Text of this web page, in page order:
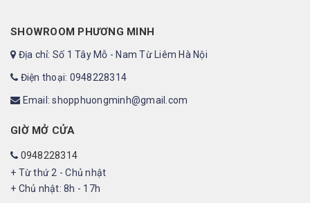
SHOWROOM PHƯƠNG MINH
Địa chỉ: Số 1 Tây Mỗ - Nam Từ Liêm Hà Nội
Điện thoại: 0948228314
Email: shopphuongminh@gmail.com
GIỜ MỞ CỬA
0948228314
+ Từ thứ 2 - Chủ nhật
+ Chủ nhật: 8h - 17h